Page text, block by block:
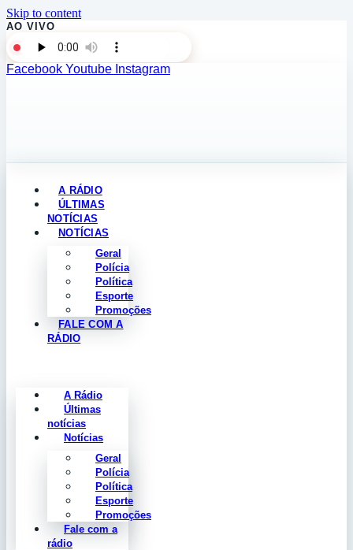
Skip to content
AO VIVO
Facebook Youtube Instagram
A RÁDIO
ÚLTIMAS
NOTÍCIAS
NOTÍCIAS
Geral
Polícia
Política
Esporte
Promoções
FALE COM A
RÁDIO
A Rádio
Últimas
notícias
Notícias
Geral
Polícia
Política
Esporte
Promoções
Fale com a
rádio